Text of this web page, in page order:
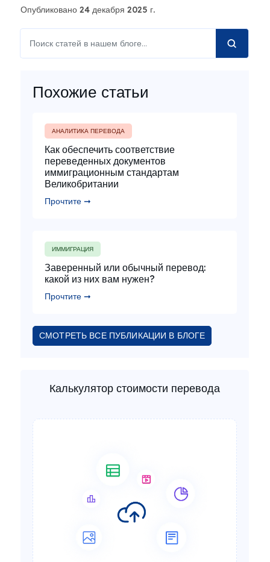
Опубликовано 24 декабря 2025 г.
Похожие статьи
АНАЛИТИКА ПЕРЕВОДА
Как обеспечить соответствие
переведенных документов
иммиграционным стандартам
Великобритании
Прочтите ➞
ИММИГРАЦИЯ
Заверенный или обычный перевод:
какой из них вам нужен?
Прочтите ➞
СМОТРЕТЬ ВСЕ ПУБЛИКАЦИИ В БЛОГЕ
Калькулятор стоимости перевода